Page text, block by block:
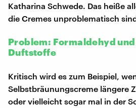
Katharina Schwede. Das heiße
die Cremes unproblematisch
Problem: Formaldehyd
Duftstoffe
Kritisch wird es zum Beispiel,
Selbstbräunungscreme längere
oder vielleicht sogar mal in der